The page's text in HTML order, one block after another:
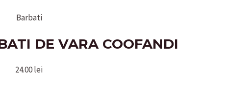
Barbati
DE VARA COOFANDI
24.00lei